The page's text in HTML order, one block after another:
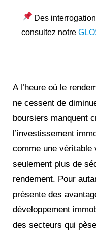
Des
consultez notre
A l’heure où le
ne cessent de
boursiers manquent
l’investissement
comme une véritable
seulement plus de
rendement. Pour
présente des
développement
des secteurs qui